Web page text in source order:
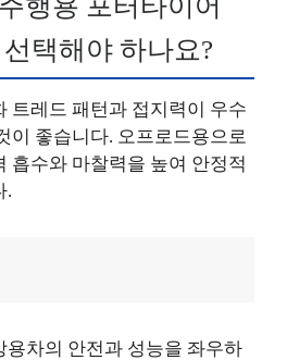
행용 포터타이어
택해야 하나요?
트레드 패턴과 접지력이 우수
이 좋습니다. 오프로드용으로
흡수와 마찰력을 높여 안정적
.
용차의 안전과 성능을 좌우하